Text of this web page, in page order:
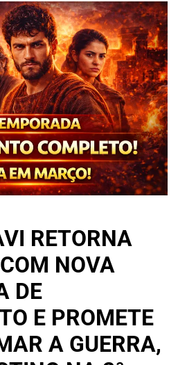
RETORNA
NOVA
DE
E PROMETE
A GUERRA,